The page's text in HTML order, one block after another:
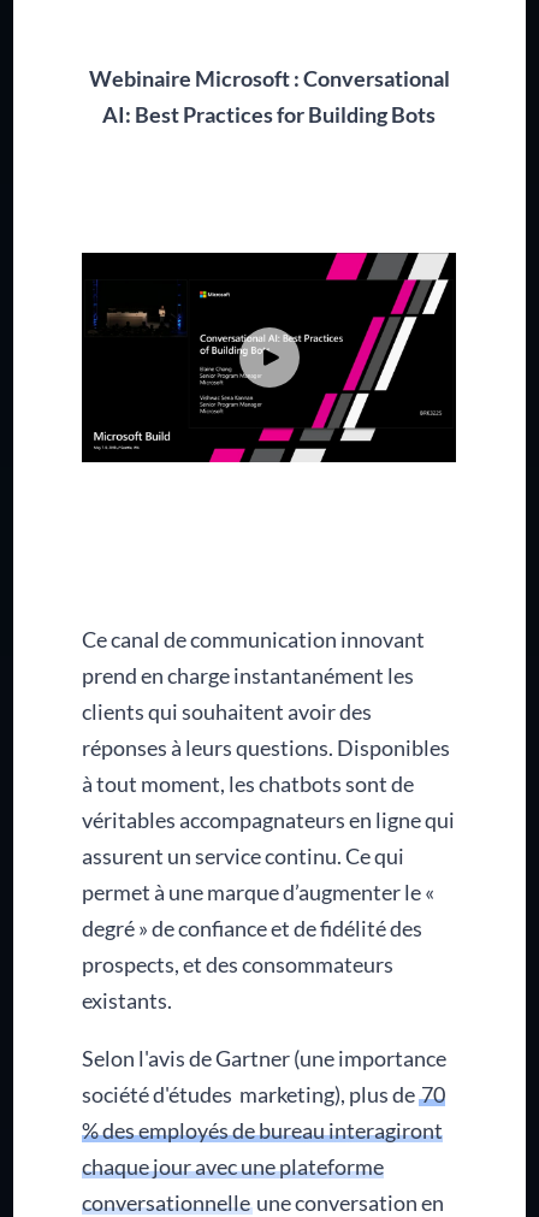
Webinaire Microsoft : Conversational
AI: Best Practices for Building Bots
Ce canal de communication innovant
prend en charge instantanément les
clients qui souhaitent avoir des
réponses à leurs questions. Disponibles
à tout moment, les chatbots sont de
véritables accompagnateurs en ligne qui
assurent un service continu. Ce qui
permet à une marque d’augmenter le «
degré » de confiance et de fidélité des
prospects, et des consommateurs
existants.
Selon l'avis de Gartner (une importance
société d'études marketing), plus de70
% des employés de bureau interagiront
chaque jour avec une plateforme
conversationnelleune conversation en